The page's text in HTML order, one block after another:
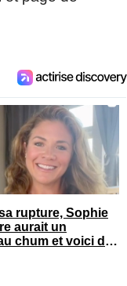
rupture, Sophie
aurait un
chum et voici de